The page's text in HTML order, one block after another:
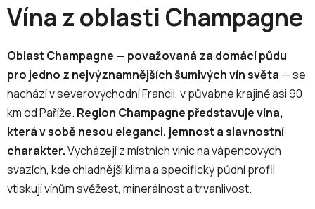
Vína z oblasti Champagne
Oblast Champagne — považovaná za domácí půdu
pro jedno z nejvýznamnějšíchšumivých vínsvěta — se
nachází v severovýchodníFrancii, v půvabné krajině asi 90
km od Paříže. Region Champagne představuje vína,
která v sobě nesou eleganci, jemnost a slavnostní
charakter.Vycházejí z místních vinic na vápencových
svazích, kde chladnější klima a specifický půdní profil
vtiskují vínům svěžest, minerálnost a trvanlivost.